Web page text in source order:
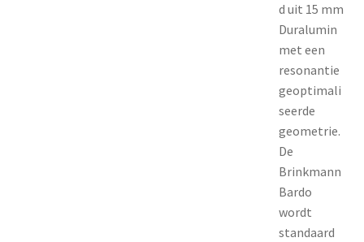
d uit 15 mm
Duralumin
met een
resonantie
geoptimali
seerde
geometrie.
De
Brinkmann
Bardo
wordt
standaard